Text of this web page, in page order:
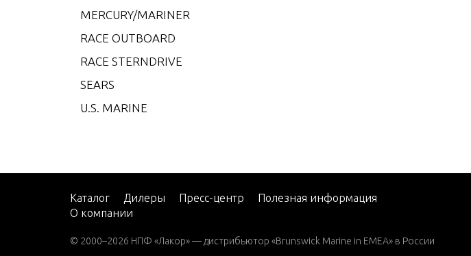
MERCURY/MARINER
RACE OUTBOARD
RACE STERNDRIVE
SEARS
U.S. MARINE
Каталог Дилеры Пресс-центр
Полезная информация
О компании
© 2000–2026 НПФ «Лакор» — дистрибьютор «Brunswick Marine in EMEA» в России